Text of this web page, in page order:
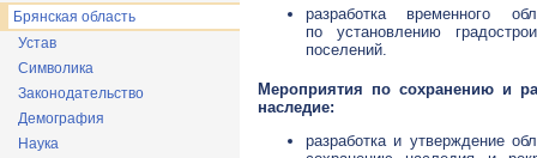
Брянская область
Устав
Символика
Законодательство
Демография
Наука
разработка временного
по установлению
поселений.
Мероприятия по сохранению и
наследие:
разработка и утверждение